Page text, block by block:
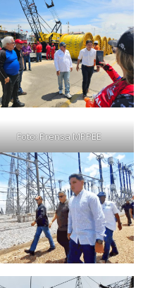
Foto: Prensa MPPEE